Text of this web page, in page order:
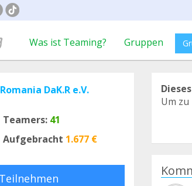
Was ist Teaming? Gruppen
DaK.R e.V.
Teamers: 41
Aufgebracht 1.677 €
Teilnehmen
Um